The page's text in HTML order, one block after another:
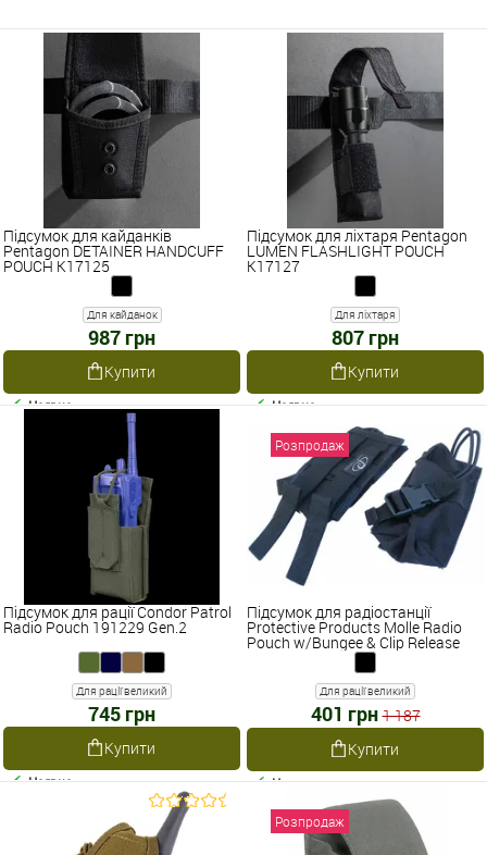
Підсумок для кайданків
Pentagon DETAINER HANDCUFF
POUCH K17125
Для кайданок
987 грн
Купити
Наявне
Підсумок для ліхтаря Pentagon
LUMEN FLASHLIGHT POUCH
K17127
Для ліхтаря
807 грн
Купити
Наявне
Підсумок для рації Condor Patrol
Radio Pouch 191229 Gen.2
Для рації великий
745 грн
Купити
Наявне
Розпродаж
Підсумок для радіостанції
Protective Products Molle Radio
Pouch w/Bungee & Clip Release
Для рації великий
401 грн 1 187
Купити
Наявне
Розпродаж